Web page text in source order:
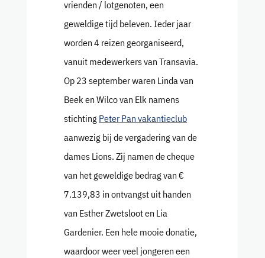
vrienden / lotgenoten, een
geweldige tijd beleven. Ieder jaar
worden 4 reizen georganiseerd,
vanuit medewerkers van Transavia.
Op 23 september waren Linda van
Beek en Wilco van Elk namens
stichting Peter Pan vakantieclub
aanwezig bij de vergadering van de
dames Lions. Zij namen de cheque
van het geweldige bedrag van €
7.139,83 in ontvangst uit handen
van Esther Zwetsloot en Lia
Gardenier. Een hele mooie donatie,
waardoor weer veel jongeren een